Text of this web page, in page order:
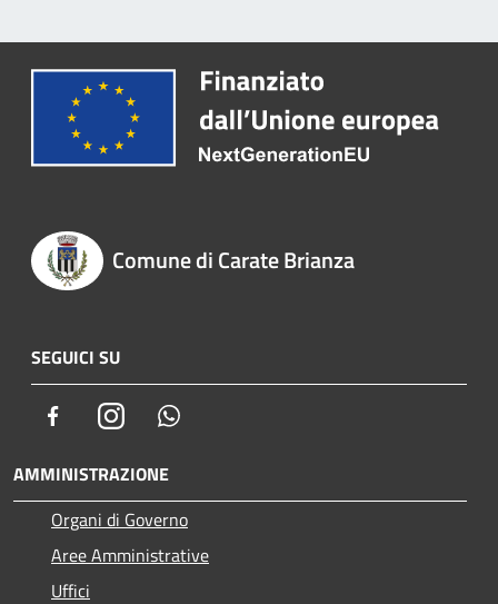
Comune di Carate Brianza
SEGUICI SU
FacebookInstagram
AMMINISTRAZIONE
Organi di Governo
Aree Amministrative
Uffici